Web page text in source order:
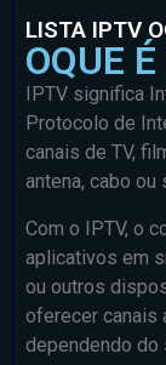
LISTA IPTV
OQUE
IPTV significa
Protocolo de
canais de TV,
antena, cabo ou
Com o IPTV, o
aplicativos em
ou outros
oferecer canais
dependendo do